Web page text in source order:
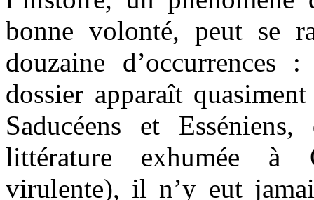
bonne volonté, peut se
douzaine
dossier apparaît
Saducéens et
littérature exhumée à
virulente), il n’y eut